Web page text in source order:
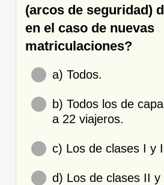
(arcos de seguridad)
en el caso de nuevas
matriculaciones?
a) Todos.
b) Todos los de
a 22 viajeros.
c) Los de clases I y
d) Los de clases II y